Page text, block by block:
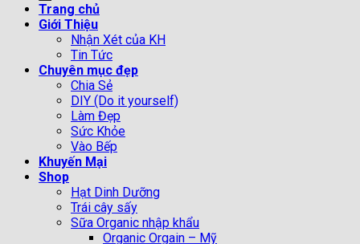
Trang chủ
Giới Thiệu
Nhận Xét của KH
Tin Tức
Chuyên mục đẹp
Chia Sẻ
DIY (Do it yourself)
Làm Đẹp
Sức Khỏe
Vào Bếp
Khuyến Mại
Shop
Hạt Dinh Dưỡng
Trái cây sấy
Sữa Organic nhập khẩu
Organic Orgain – Mỹ